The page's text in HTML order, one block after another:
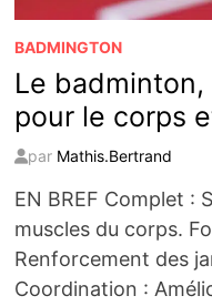
BADMINGTON
Le
pour le corps
par Mathis.Bertrand
EN BREF Complet :
muscles du corps.
Renforcement des
Coordination :